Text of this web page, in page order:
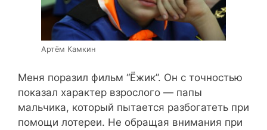
Артём Камкин
Меня поразил фильм “Ёжик”. Он с точностью
показал характер взрослого — папы
мальчика, который пытается разбогатеть при
помощи лотереи. Не обращая внимания при